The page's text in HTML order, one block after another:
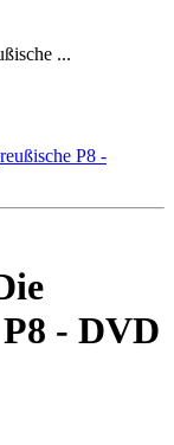
...
- DVD